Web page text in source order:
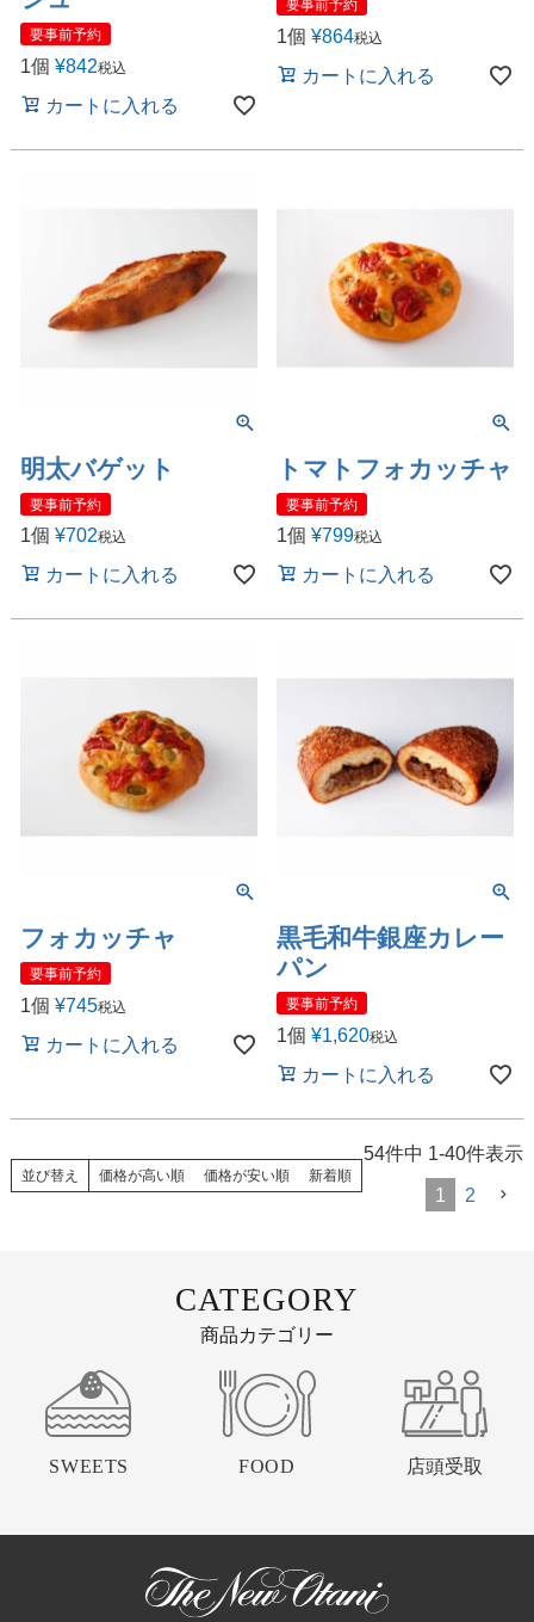
要事前予約
1個 ¥842税込
カートに入れる
要事前予約
1個 ¥864税込
カートに入れる
明太バゲット
要事前予約
1個 ¥702税込
カートに入れる
トマトフォカッチャ
要事前予約
1個 ¥799税込
カートに入れる
フォカッチャ
要事前予約
1個 ¥745税込
カートに入れる
黒毛和牛銀座カレー
パン
要事前予約
1個 ¥1,620税込
カートに入れる
並び替え 価格が高い順 価格が安い順 新着順
54件中 1-40件表示
1
2
CATEGORY
商品カテゴリー
SWEETS FOOD 店頭受取